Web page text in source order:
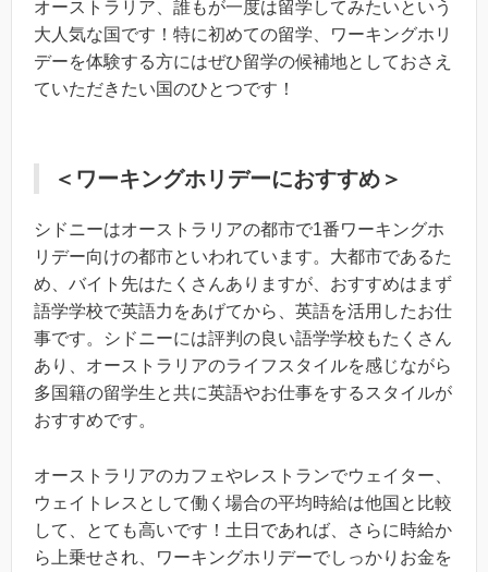
オーストラリア、誰もが一度は留学してみたいという
大人気な国です！特に初めての留学、ワーキングホリ
デーを体験する方にはぜひ留学の候補地としておさえ
ていただきたい国のひとつです！
＜ワーキングホリデーにおすすめ＞
シドニーはオーストラリアの都市で1番ワーキングホ
リデー向けの都市といわれています。大都市であるた
め、バイト先はたくさんありますが、おすすめはまず
語学学校で英語力をあげてから、英語を活用したお仕
事です。シドニーには評判の良い語学学校もたくさん
あり、オーストラリアのライフスタイルを感じながら
多国籍の留学生と共に英語やお仕事をするスタイルが
おすすめです。
オーストラリアのカフェやレストランでウェイター、
ウェイトレスとして働く場合の平均時給は他国と比較
して、とても高いです！土日であれば、さらに時給か
ら上乗せされ、ワーキングホリデーでしっかりお金を